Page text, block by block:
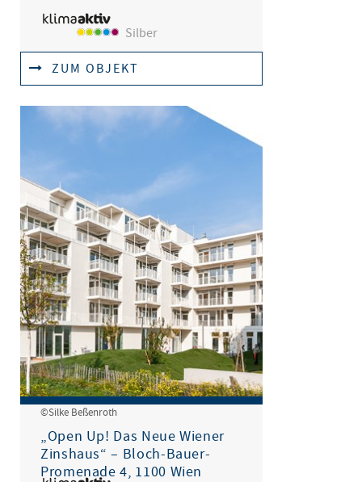
Silber
ZUM OBJEKT
©Silke Beßenroth
„Open Up! Das Neue Wiener
Zinshaus“ – Bloch-Bauer-
Promenade 4, 1100 Wien